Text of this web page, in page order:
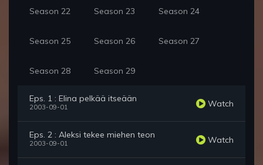
Season 22 Season 23 Season 24
Season 25 Season 26 Season 27
Season 28 Season 29
Eps. 1 : Elina pelkää itseään
2003-09-01 Watch
Eps. 2 : Aleksi tekee miehen teon
2003-09-01 Watch